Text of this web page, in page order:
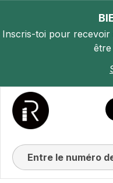
ALLER AU
Inscris-toi pour recevoir
être